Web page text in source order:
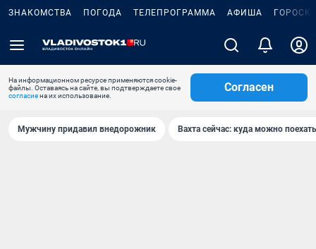
ЗНАКОМСТВА ПОГОДА ТЕЛЕПРОГРАММА АФИША
На информационном ресурсе применяются cookie-
файлы. Оставаясь на сайте, вы подтверждаете свое
согласиена их использование.
Согласен
Мужчину придавил внедорожник Вахта сейчас: куда можно